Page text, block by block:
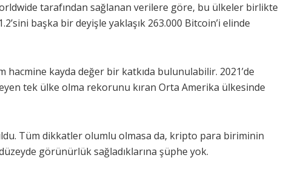
tarafından sağlanan verilere göre, bu ülkeler birlikte
başka bir deyişle yaklaşık 263.000 Bitcoin’i elinde
hacmine kayda değer bir katkıda bulunulabilir. 2021’de
tek ülke olma rekorunu kıran Orta Amerika ülkesinde
Tüm dikkatler olumlu olmasa da, kripto para biriminin
görünürlük sağladıklarına şüphe yok.